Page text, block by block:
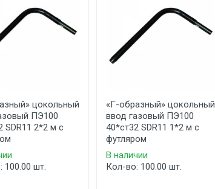
цокольный
ПЭ100
SDR11 2*2 м с
100.00 шт.
«Г-образный» цокольный
ввод газовый ПЭ100
40*ст32 SDR11 1*2 м с
футляром
В наличии
Кол-во: 100.00 шт.